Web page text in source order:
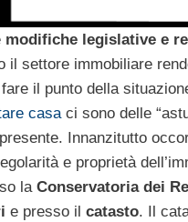
modifiche legislative e
il settore immobiliare
il punto della
casaci sono delle
Innanzitutto
e proprietà
la Conservatoria dei
e presso il catasto. Il